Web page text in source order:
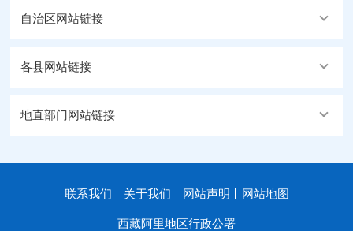
自治区网站链接
各县网站链接
地直部门网站链接
联系我们 关于我们 网站声明 网站地图
西藏阿里地区行政公署